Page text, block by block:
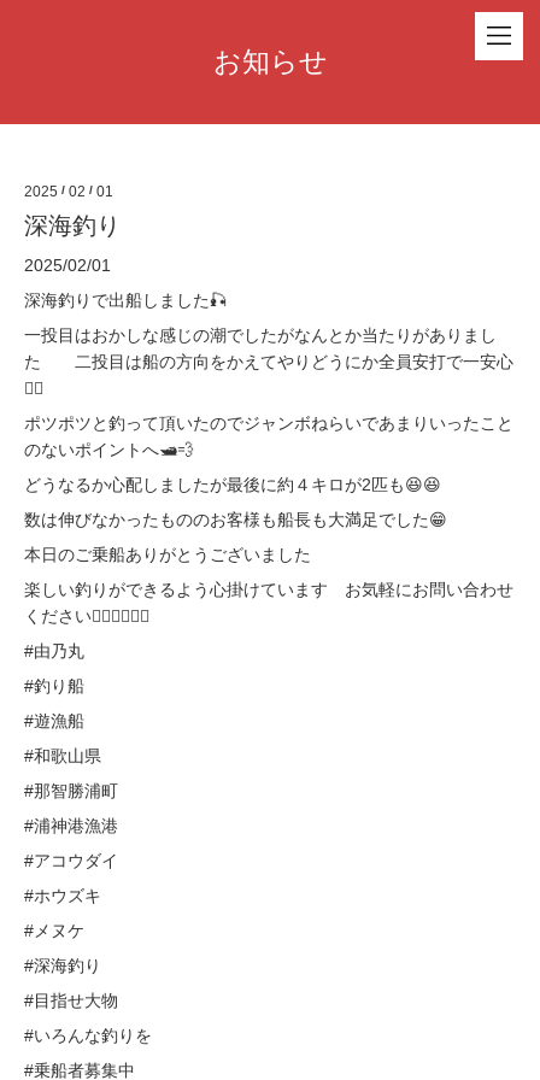
お知らせ
2025 / 02 / 01
深海釣り
2025/02/01
深海釣りで出船しました🎣
一投目はおかしな感じの潮でしたがなんとか当たりがありまし
た 二投目は船の方向をかえてやりどうにか全員安打で一安心
😮‍💨
ポツポツと釣って頂いたのでジャンボねらいであまりいったこと
のないポイントへ🛥️💨
どうなるか心配しましたが最後に約４キロが2匹も😆😆
数は伸びなかったもののお客様も船長も大満足でした😁
本日のご乗船ありがとうございました
楽しい釣りができるよう心掛けています お気軽にお問い合わせ
ください🙇‍♂️🙇‍♂️🙇‍♂️
#由乃丸
#釣り船
#遊漁船
#和歌山県
#那智勝浦町
#浦神港漁港
#アコウダイ
#ホウズキ
#メヌケ
#深海釣り
#目指せ大物
#いろんな釣りを
#乗船者募集中